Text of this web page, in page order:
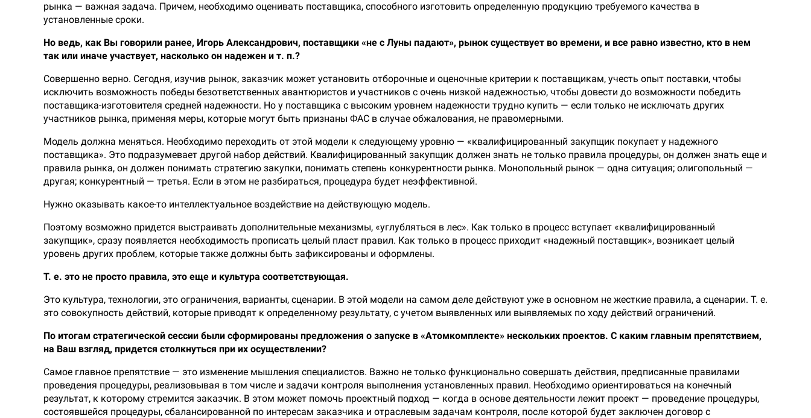
рынка — важная задача. Причем, необходимо оценивать поставщика, способного изготовить определенную продукцию требуемого качества в
установленные сроки.
Но ведь, как Вы говорили ранее, Игорь Александрович, поставщики «не с Луны падают», рынок существует во времени, и все равно известно, кто в нем
так или иначе участвует, насколько он надежен и т. п.?
Совершенно верно. Сегодня, изучив рынок, заказчик может установить отборочные и оценочные критерии к поставщикам, учесть опыт поставки, чтобы
исключить возможность победы безответственных авантюристов и участников с очень низкой надежностью, чтобы довести до возможности победить
поставщика-изготовителя средней надежности. Но у поставщика с высоким уровнем надежности трудно купить — если только не исключать других
участников рынка, применяя меры, которые могут быть признаны ФАС в случае обжалования, не правомерными.
Модель должна меняться. Необходимо переходить от этой модели к следующему уровню — «квалифицированный закупщик покупает у надежного
поставщика». Это подразумевает другой набор действий. Квалифицированный закупщик должен знать не только правила процедуры, он должен знать еще и
правила рынка, он должен понимать стратегию закупки, понимать степень конкурентности рынка. Монопольный рынок — одна ситуация; олигопольный —
другая; конкурентный — третья. Если в этом не разбираться, процедура будет неэффективной.
Нужно оказывать какое-то интеллектуальное воздействие на действующую модель.
Поэтому возможно придется выстраивать дополнительные механизмы, «углубляться в лес». Как только в процесс вступает «квалифицированный
закупщик», сразу появляется необходимость прописать целый пласт правил. Как только в процесс приходит «надежный поставщик», возникает целый
уровень других проблем, которые также должны быть зафиксированы и оформлены.
Т. е. это не просто правила, это еще и культура соответствующая.
Это культура, технологии, это ограничения, варианты, сценарии. В этой модели на самом деле действуют уже в основном не жесткие правила, а сценарии. Т. е.
это совокупность действий, которые приводят к определенному результату, с учетом выявленных или выявляемых по ходу действий ограничений.
По итогам стратегической сессии были сформированы предложения о запуске в «Атомкомплекте» нескольких проектов. С каким главным препятствием,
на Ваш взгляд, придется столкнуться при их осуществлении?
Самое главное препятствие — это изменение мышления специалистов. Важно не только функционально совершать действия, предписанные правилами
проведения процедуры, реализовывая в том числе и задачи контроля выполнения установленных правил. Необходимо ориентироваться на конечный
результат, к которому стремится заказчик. В этом может помочь проектный подход — когда в основе деятельности лежит проект — проведение процедуры,
состоявшейся процедуры, сбалансированной по интересам заказчика и отраслевым задачам контроля, после которой будет заключен договор с